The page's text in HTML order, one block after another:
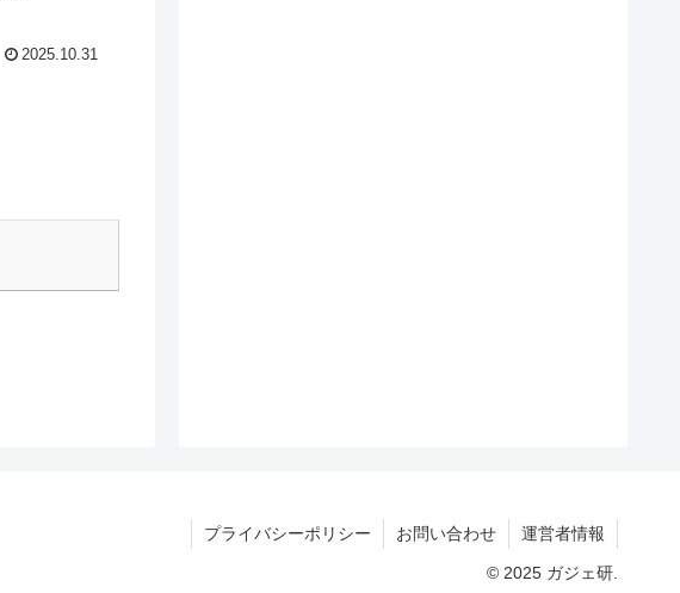
2025.10.31
プライバシーポリシー お問い合わせ 運営者情報
© 2025 ガジェ研.